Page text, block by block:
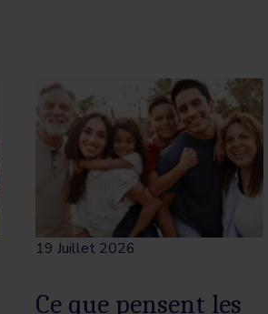
19 Juillet 2026
Ce que pensent les